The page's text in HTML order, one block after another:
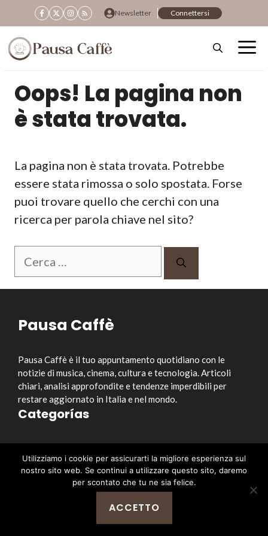
al
contenuto
Newsletter Connettersi
Oops! La pagina non
è stata trovata.
La pagina non è stata trovata. Potrebbe
essere stata rimossa o solo spostata. Forse
puoi trovare quello che cerchi con una
ricerca per parola chiave nel sito?
Ricerca
Pausa Caffè
Pausa Caffè è il tuo appuntamento quotidiano con le
notizie di musica, cinema, cultura e tecnologia. Articoli
chiari, analisi approfondite e tendenze imperdibili per
restare aggiornato in Italia e nel mondo.
Categorías
Musica
Cinema e Serie TV
Style&Culture
Enlaces útiles
Utilizziamo i cookie per assicurarti la migliore esperienza sul
nostro sito web. Se continui a utilizzare questo sito, daremo
per scontato che tu ne sia felice.
ACCETTO